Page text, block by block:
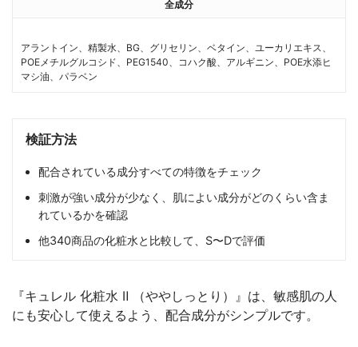
全成分
アラントイン、精製水、BG、グリセリン、ベタイン、ユーカリエキス、
POEメチルグルコシド、PEG1540、コハク酸、アルギニン、POE水添ヒ
マシ油、パラベン
検証方法
配合されている成分すべての特徴をチェック
刺激が強い成分が少なく、肌によい成分がどのくらい含ま
れているかを確認
他340商品の化粧水と比較して、S〜Dで評価
『キュレル 化粧水 Ⅱ （ややしっとり）』は、敏感肌の人
にも安心して使えるよう、配合成分がシンプルです。